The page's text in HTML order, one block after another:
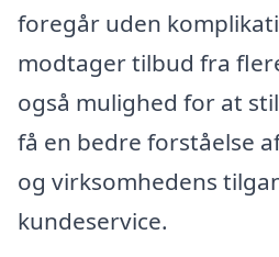
foregår uden
modtager tilbud fra
også mulighed for at
få en bedre forståelse
og virksomhedens
kundeservice.